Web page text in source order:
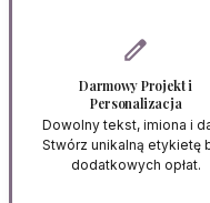
edit
Darmowy Projekt i
Personalizacja
Dowolny tekst, imiona i
Stwórz unikalną etykietę
dodatkowych opłat.